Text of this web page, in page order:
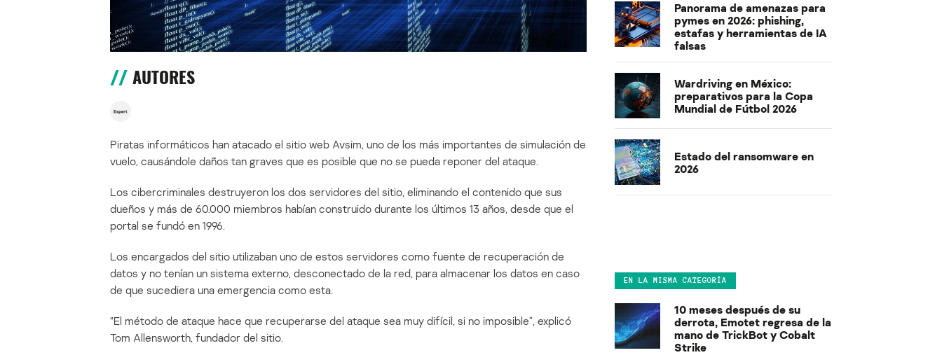
AUTORES
Piratas informáticos han atacado el sitio web Avsim, uno de los más importantes de simulación de
vuelo, causándole daños tan graves que es posible que no se pueda reponer del ataque.
Los cibercriminales destruyeron los dos servidores del sitio, eliminando el contenido que sus
dueños y más de 60.000 miembros habían construido durante los últimos 13 años, desde que el
portal se fundó en 1996.
Los encargados del sitio utilizaban uno de estos servidores como fuente de recuperación de
datos y no tenían un sistema externo, desconectado de la red, para almacenar los datos en caso
de que sucediera una emergencia como esta.
“El método de ataque hace que recuperarse del ataque sea muy difícil, si no imposible”, explicó
Tom Allensworth, fundador del sitio.
Panorama de amenazas para
pymes en 2026: phishing,
estafas y herramientas de IA
falsas
Wardriving en México:
preparativos para la Copa
Mundial de Fútbol 2026
Estado del ransomware en
2026
EN LA MISMA CATEGORÍA
10 meses después de su
derrota, Emotet regresa de la
mano de TrickBot y Cobalt
Strike